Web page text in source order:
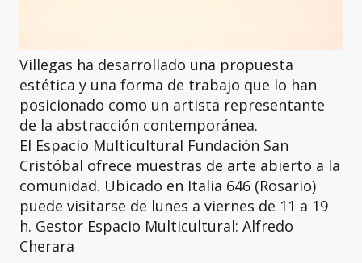
Villegas ha desarrollado una propuesta
estética y una forma de trabajo que lo han
posicionado como un artista representante
de la abstracción contemporánea.
El Espacio Multicultural Fundación San
Cristóbal ofrece muestras de arte abierto a la
comunidad. Ubicado en Italia 646 (Rosario)
puede visitarse de lunes a viernes de 11 a 19
h. Gestor Espacio Multicultural: Alfredo
Cherara